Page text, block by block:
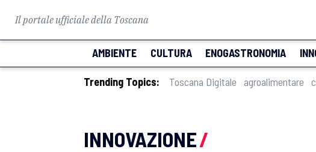
Il portale ufficiale della Toscana
AMBIENTE CULTURA ENOGASTRONOMIA
Trending Topics: Toscana Digitale agroalimentare
INNOVAZIONE/